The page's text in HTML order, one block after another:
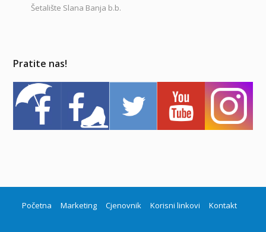
Šetalište Slana Banja b.b.
Pratite nas!
Početna Marketing Cjenovnik Korisni linkovi Kontakt